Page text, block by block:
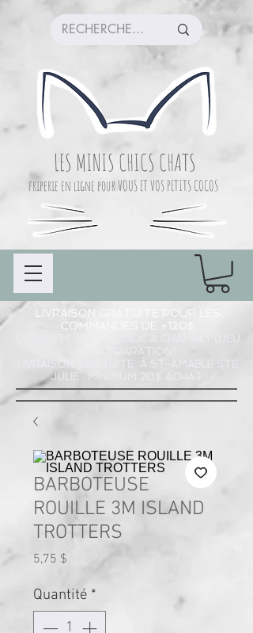
LES MINIS CHICS CHATS
friperie en ligne pour VOUS ET VOS PETITS COCOS
LIVRAISON GRATUITE POUR LES
COMMANDES DE +120$
CUEILLETTE COMMANDE À CHAMBLY (LIEU
DE PRÉPARATION)
LIVRAISON GRATUITE À ST-AMABLE STE
JULIE : MINIMUM 20$ ACHAT
BARBOTEUSE
ROUILLE 3M ISLAND
TROTTERS
5,75 $
Quantité *